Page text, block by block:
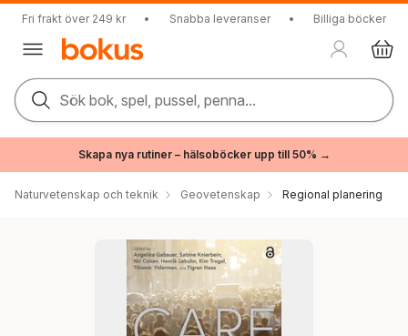
Fri frakt över 249 kr • Snabba leveranser • Billiga böcker
Sök bok, spel, pussel, penna...
Skapa nya rutiner – hälsoböcker upp till 50% →
Naturvetenskap och teknik Geovetenskap Regional planering